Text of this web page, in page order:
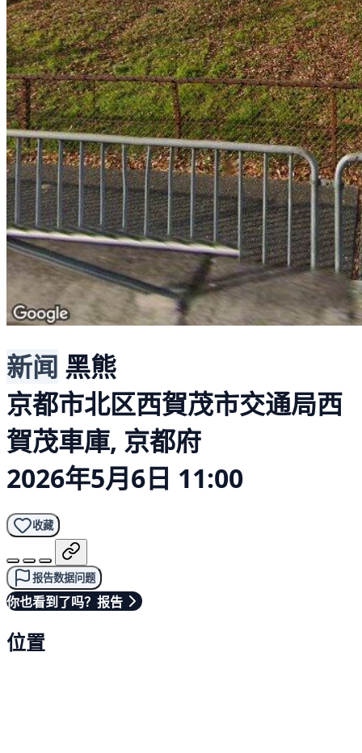
新闻 黑熊
京都市北区西賀茂市交通局西
賀茂車庫, 京都府
2026年5月6日 11:00
收藏
报告数据问题
你也看到了吗？报告
位置